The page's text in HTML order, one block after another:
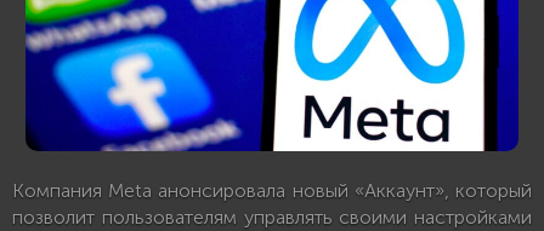
Компания Meta анонсировала новый «Аккаунт», который
позволит пользователям управлять своими настройками